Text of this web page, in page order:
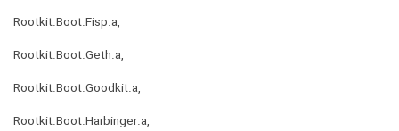
Rootkit.Boot.Fisp.a,
Rootkit.Boot.Geth.a,
Rootkit.Boot.Goodkit.a,
Rootkit.Boot.Harbinger.a,